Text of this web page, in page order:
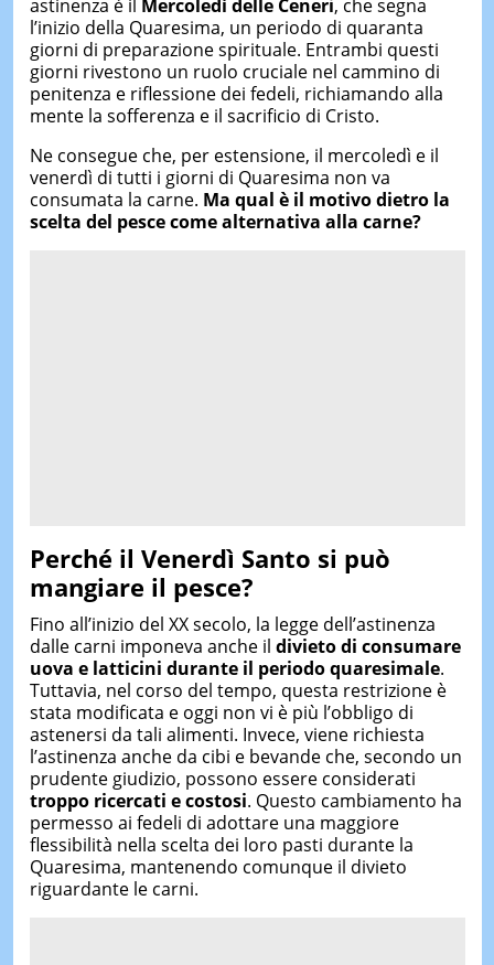
astinenza è il Mercoledì delle Ceneri, che segna
l’inizio della Quaresima, un periodo di quaranta
giorni di preparazione spirituale. Entrambi questi
giorni rivestono un ruolo cruciale nel cammino di
penitenza e riflessione dei fedeli, richiamando alla
mente la sofferenza e il sacrificio di Cristo.
Ne consegue che, per estensione, il mercoledì e il
venerdì di tutti i giorni di Quaresima non va
consumata la carne. Ma qual è il motivo dietro la
scelta del pesce come alternativa alla carne?
Perché il Venerdì Santo si può
mangiare il pesce?
Fino all’inizio del XX secolo, la legge dell’astinenza
dalle carni imponeva anche il divieto di consumare
uova e latticini durante il periodo quaresimale.
Tuttavia, nel corso del tempo, questa restrizione è
stata modificata e oggi non vi è più l’obbligo di
astenersi da tali alimenti. Invece, viene richiesta
l’astinenza anche da cibi e bevande che, secondo un
prudente giudizio, possono essere considerati
troppo ricercati e costosi. Questo cambiamento ha
permesso ai fedeli di adottare una maggiore
flessibilità nella scelta dei loro pasti durante la
Quaresima, mantenendo comunque il divieto
riguardante le carni.